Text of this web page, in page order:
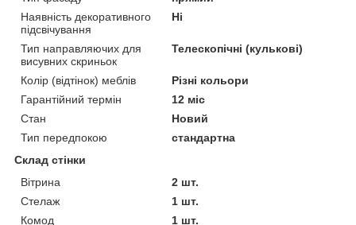
Наявність декоративного
підсвічування
Ні
Тип направляючих для
висувних скриньок
Телескопічні (кулькові)
Колір (відтінок) меблів
Різні кольори
Гарантійний термін
12 міс
Стан
Новий
Тип передпокою
стандартна
Склад стінки
Вітрина
2 шт.
Стелаж
1 шт.
Комод
1 шт.